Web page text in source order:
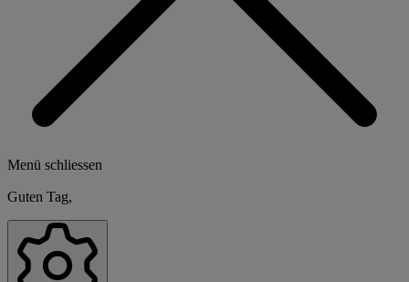
Menü schliessen
Guten Tag,